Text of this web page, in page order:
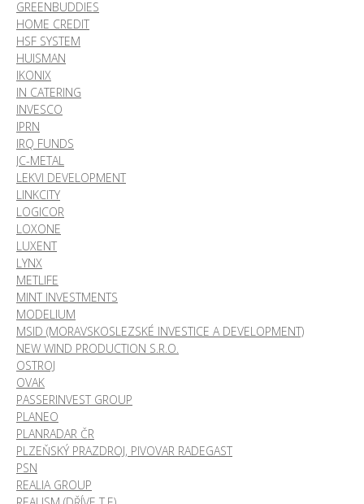
GREENBUDDIES
HOME CREDIT
HSF SYSTEM
HUISMAN
IKONIX
IN CATERING
INVESCO
IPRN
IRQ FUNDS
JC-METAL
LEKVI DEVELOPMENT
LINKCITY
LOGICOR
LOXONE
LUXENT
LYNX
METLIFE
MINT INVESTMENTS
MODELIUM
MSID (MORAVSKOSLEZSKÉ INVESTICE A DEVELOPMENT)
NEW WIND PRODUCTION S.R.O.
OSTROJ
OVAK
PASSERINVEST GROUP
PLANEO
PLANRADAR ČR
PLZEŇSKÝ PRAZDROJ, PIVOVAR RADEGAST
PSN
REALIA GROUP